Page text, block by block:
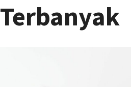
Terbanyak